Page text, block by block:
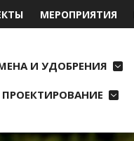
МЕРОПРИЯТИЯ
И УДОБРЕНИЯ